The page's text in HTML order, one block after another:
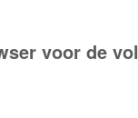
voor de